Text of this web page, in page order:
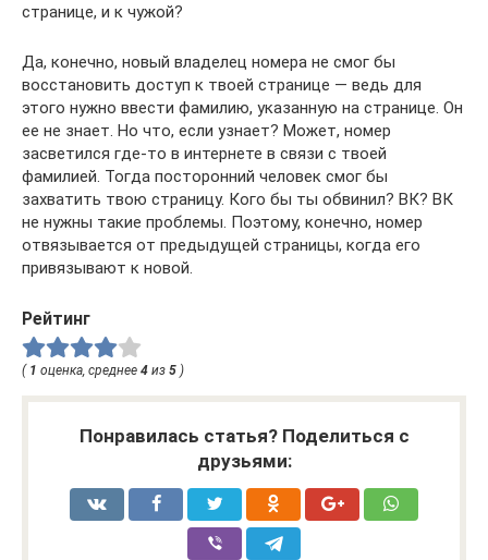
странице, и к чужой?
Да, конечно, новый владелец номера не смог бы
восстановить доступ к твоей странице — ведь для
этого нужно ввести фамилию, указанную на странице. Он
ее не знает. Но что, если узнает? Может, номер
засветился где-то в интернете в связи с твоей
фамилией. Тогда посторонний человек смог бы
захватить твою страницу. Кого бы ты обвинил? ВК? ВК
не нужны такие проблемы. Поэтому, конечно, номер
отвязывается от предыдущей страницы, когда его
привязывают к новой.
Рейтинг
( 1 оценка, среднее 4 из 5 )
Понравилась статья? Поделиться с
друзьями: